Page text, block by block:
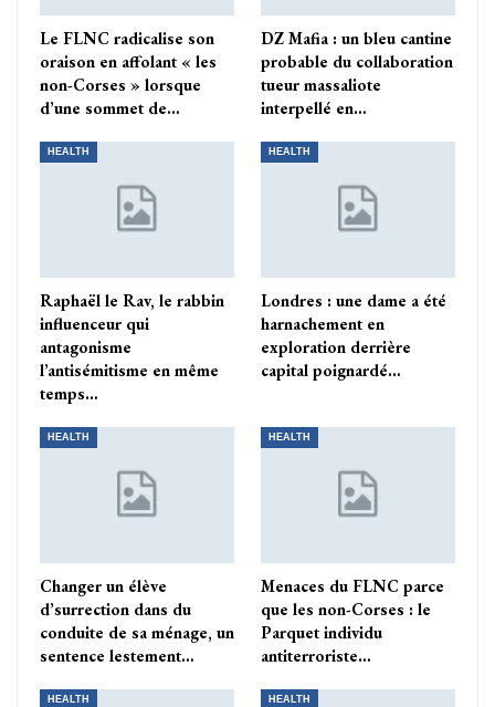
Le FLNC radicalise son
oraison en affolant « les
non-Corses » lorsque
d’une sommet de…
DZ Mafia : un bleu cantine
probable du collaboration
tueur massaliote
interpellé en…
HEALTH
Raphaël le Rav, le rabbin
influenceur qui
antagonisme
l’antisémitisme en même
temps…
HEALTH
Londres : une dame a été
harnachement en
exploration derrière
capital poignardé…
HEALTH
Changer un élève
d’surrection dans du
conduite de sa ménage, un
sentence lestement…
HEALTH
Menaces du FLNC parce
que les non-Corses : le
Parquet individu
antiterroriste…
HEALTH HEALTH